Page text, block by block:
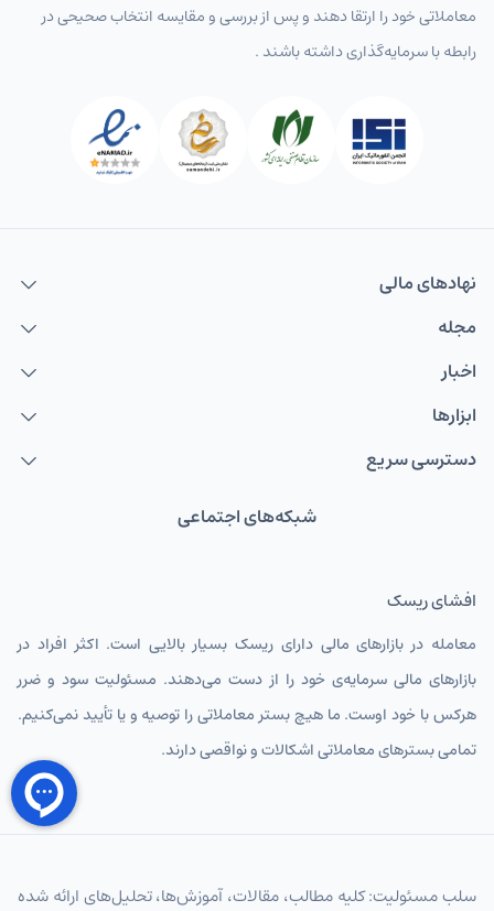
معاملاتی خود را ارتقا دهند و پس از بررسی و مقایسه انتخاب‌ صحیحی در
رابطه با سرمایه‌گذاری داشته باشند .
نهاد‌های مالی
مجله
اخبار
ابزارها
دسترسی سریع
شبکه‌های اجتماعی
افشای ریسک
معامله در بازارهای مالی دارای ریسک بسیار بالایی است. اکثر افراد در
بازارهای مالی سرمایه‌ی خود را از دست می‌دهند. مسئولیت سود و ضرر
هرکس با خود اوست. ما هیچ بستر معاملاتی را توصیه و یا تأیید نمی‌کنیم.
تمامی بسترهای معاملاتی اشکالات و نواقصی دارند.
سلب مسئولیت: کلیه مطالب، مقالات، آموزش‌ها، تحلیل‌های ارائه شده